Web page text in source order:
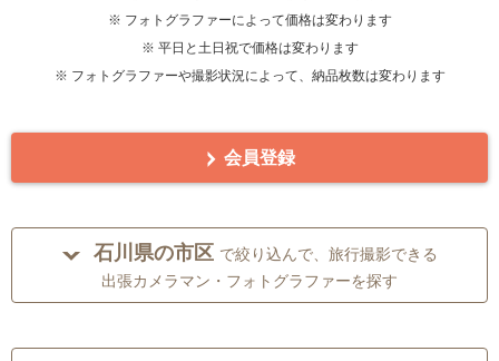
※ フォトグラファーによって価格は変わります
※ 平日と土日祝で価格は変わります
※ フォトグラファーや撮影状況によって、納品枚数は変わります
会員登録
石川県の市区 で絞り込んで、旅行撮影できる
出張カメラマン・フォトグラファーを探す